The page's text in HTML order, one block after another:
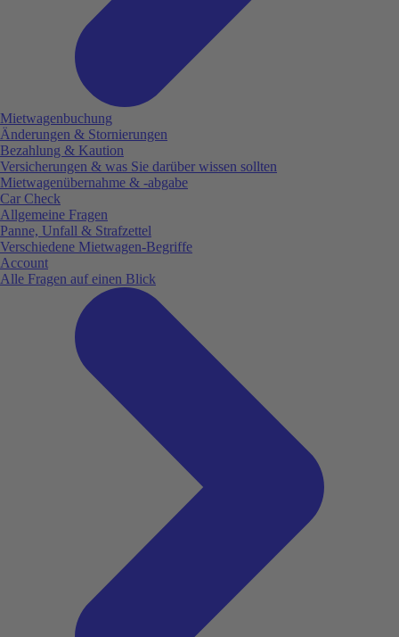
Mietwagenbuchung
Änderungen & Stornierungen
Bezahlung & Kaution
Versicherungen & was Sie darüber wissen sollten
Mietwagenübernahme & -abgabe
Car Check
Allgemeine Fragen
Panne, Unfall & Strafzettel
Verschiedene Mietwagen-Begriffe
Account
Alle Fragen auf einen Blick